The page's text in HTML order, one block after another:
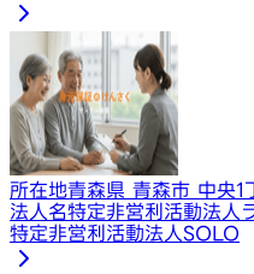
所在地青森県 青森市 中央
法人名特定非営利活動法人
特定非営利活動法人SOLO